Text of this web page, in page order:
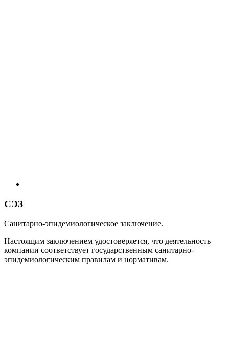
СЭЗ
Санитарно-эпидемиологическое заключение.
Настоящим заключением удостоверяется, что деятельность
компании соответствует государственным санитарно-
эпидемиологическим правилам и нормативам.